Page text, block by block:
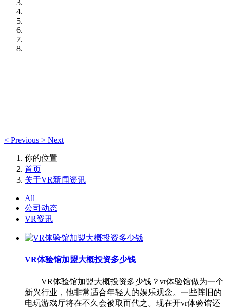
< Previous > Next
你的位置
首页
关于VR新闻资讯
All
公司动态
VR资讯
VR体验馆加盟大概投资多少钱
VR体验馆加盟大概投资多少钱？vr体验馆做为一个
新兴行业，他非常适合年轻人的娱乐观念。一些阵旧的
电玩游戏厅将在不久会被取而代之。现在开vr体验馆还